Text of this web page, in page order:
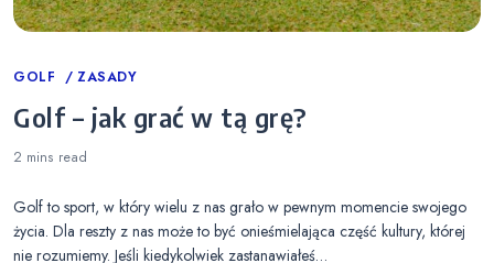
Categories
GOLF ZASADY
Golf – jak grać w tą grę?
2 mins read
Golf to sport, w który wielu z nas grało w pewnym momencie swojego
życia. Dla reszty z nas może to być onieśmielająca część kultury, której
nie rozumiemy. Jeśli kiedykolwiek zastanawiałeś…